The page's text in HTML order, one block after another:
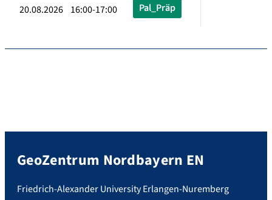
20.08.2026 16:00-17:00 Pal_Präp
GeoZentrum Nordbayern EN
Friedrich-Alexander University Erlangen-Nuremberg